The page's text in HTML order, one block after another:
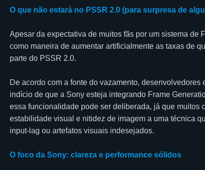
O que não estará no PSSR 2.0 (para surpresa de
Apesar da expectativa de muitos fãs por um sistema
como maneira de aumentar artificialmente as taxas de
parte do PSSR 2.0.
De acordo com a fonte do vazamento,
indício de que a Sony esteja integrando Frame
essa funcionalidade pode ser deliberada, já que muitos
estabilidade visual e nitidez de imagem a uma técnica
input-lag ou artefatos visuais indesejados.
O foco da Sony: clareza e performance sólidos